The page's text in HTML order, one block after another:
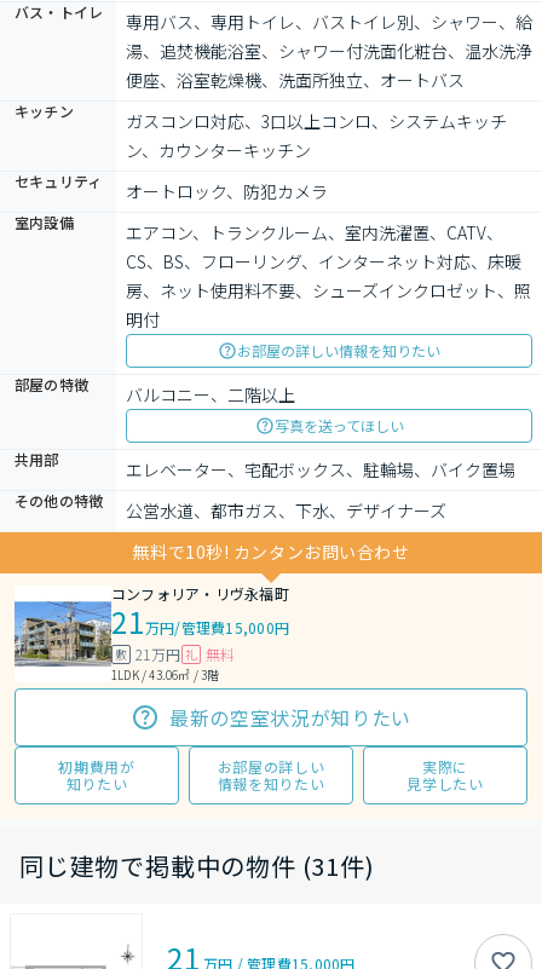
バス・トイレ
専用バス、専用トイレ、バストイレ別、シャワー、給
湯、追焚機能浴室、シャワー付洗面化粧台、温水洗浄
便座、浴室乾燥機、洗面所独立、オートバス
キッチン
ガスコンロ対応、3口以上コンロ、システムキッチ
ン、カウンターキッチン
セキュリティ オートロック、防犯カメラ
室内設備
エアコン、トランクルーム、室内洗濯置、CATV、
CS、BS、フローリング、インターネット対応、床暖
房、ネット使用料不要、シューズインクロゼット、照
明付
お部屋の詳しい情報を知りたい
部屋の特徴
バルコニー、二階以上
写真を送ってほしい
共用部
エレベーター、宅配ボックス、駐輪場、バイク置場
その他の特徴
公営水道、都市ガス、下水、デザイナーズ
無料で10秒! カンタンお問い合わせ
コンフォリア・リヴ永福町
21万円/管理費15,000円
敷 21万円 礼 無料
1LDK / 43.06㎡ / 3階
最新の空室状況が知りたい
初期費用が
知りたい
お部屋の詳しい
情報を知りたい
実際に
見学したい
同じ建物で掲載中の物件 (31件)
21 万円 /管理費15,000円